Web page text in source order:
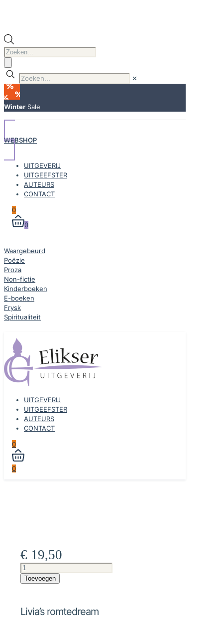
Producten
zoeken
✕
Winter Sale
WEBSHOP
UITGEVERIJ
UITGEEFSTER
AUTEURS
CONTACT
0
0
Waargebeurd
Poëzie
Proza
Non-fictie
Kinderboeken
E-boeken
Frysk
Spiritualiteit
UITGEVERIJ
UITGEEFSTER
AUTEURS
CONTACT
0
0
€ 19,50
Livia’s
romtedream
aantal
Toevoegen
Livia’s romtedream